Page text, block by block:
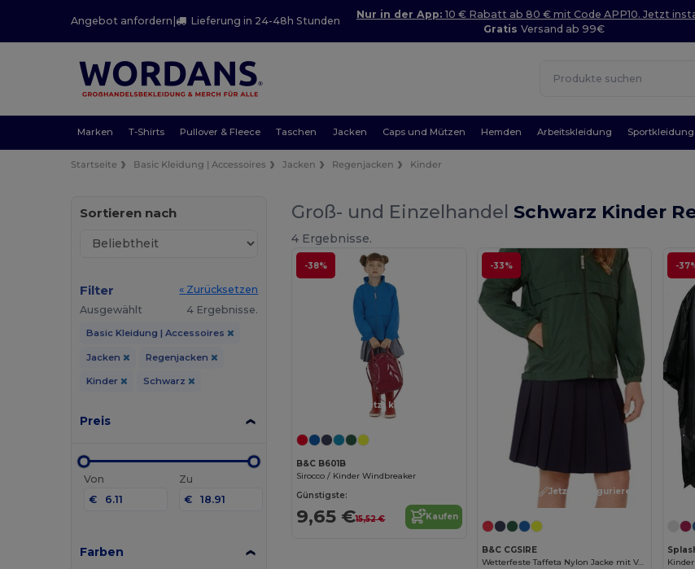
Angebot anfordern | Lieferung in 24-48h Stunden
Nur in der App: 10 € Rabatt ab 80 € mit Code APP10. Jetzt
Gratis Versand ab 99€
Marken T-Shirts Pullover & Fleece Taschen Jacken Caps und Mützen Hemden Arbeitskleidung Sportkleidung
Startseite Basic Kleidung | Accessoires Jacken Regenjacken Kinder
Sortieren nach
Filter
« Zurücksetzen
Ausgewählt
4 Ergebnisse.
Basic Kleidung | Accessoires
Jacken Regenjacken
Kinder Schwarz
Preis
Von
€
Zu
€
Farben
Groß- und Einzelhandel Schwarz Kinder
4 Ergebnisse.
-38%
Jetzt konfigurieren!
B&C B601B
Sirocco / Kinder Windbreaker
Günstigste:
9,65 €15,52 € Kaufen
-33%
Jetzt konfigurieren!
B&C CGSIRE
Wetterfeste Taffeta Nylon Jacke mit Verstaubarer Kapuze
-